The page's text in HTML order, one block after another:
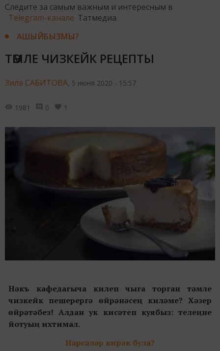
Следите за самым важным и интересным в
Telegram-канале Татмедиа
АШЫЙБЫЗМЫ?
ТӘМЛЕ ЧИЗКЕЙК РЕЦЕПТЫ
Зилә САБИТОВА, 5 июня 2020 - 15:57
1981 0 1
Нәкъ кафедагыча килеп чыга торган тәмле
чизкейк пешерергә өйрәнәсең киләме? Хәзер
өйрәтәбез! Алдан ук кисәтеп куябыз: телеңне
йотуың ихтимал.
Нәрсәләр кирәк була?